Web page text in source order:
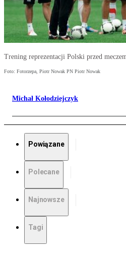
Trening reprezentacji Polski przed
Foto: Fotorzepa, Piotr Nowak PN Piotr Nowak
Michał Kołodziejczyk
Powiązane
Polecane
Najnowsze
Tagi